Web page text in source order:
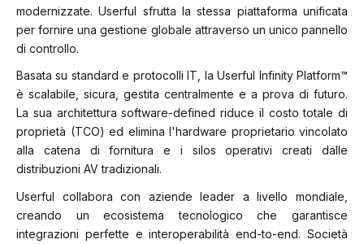
modernizzate. Userful sfrutta la stessa piattaforma unificata
per fornire una gestione globale attraverso un unico pannello
di controllo.
Basata su standard e protocolli IT, la Userful Infinity Platform™
è scalabile, sicura, gestita centralmente e a prova di futuro.
La sua architettura software-defined riduce il costo totale di
proprietà (TCO) ed elimina l'hardware proprietario vincolato
alla catena di fornitura e i silos operativi creati dalle
distribuzioni AV tradizionali.
Userful collabora con aziende leader a livello mondiale,
creando un ecosistema tecnologico che garantisce
integrazioni perfette e interoperabilità end-to-end. Società